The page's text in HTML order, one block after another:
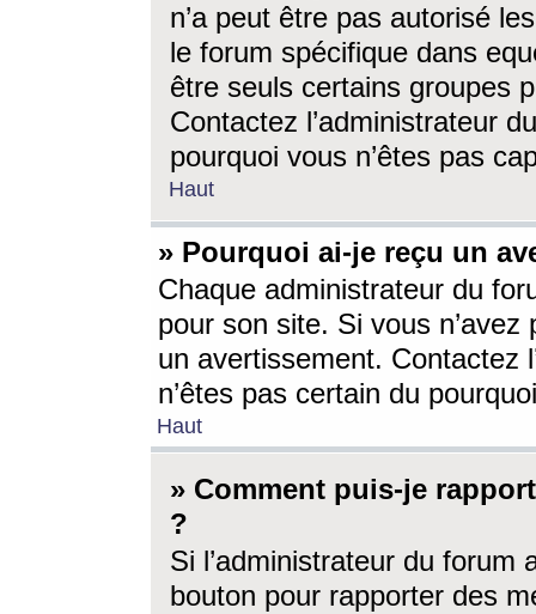
n’a peut être pas autorisé
le forum spécifique dans
être seuls certains groupes
Contactez l’administrateur
pourquoi vous n’êtes pas
Haut
» Pourquoi ai-je reçu un
Chaque administrateur du
pour son site. Si vous
un avertissement. Contactez
n’êtes pas certain du
Haut
» Comment puis-je
?
Si l’administrateur du forum
bouton pour rapporter des